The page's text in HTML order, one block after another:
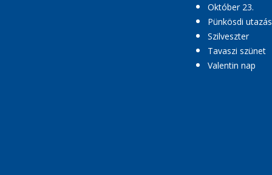
Október 23.
Pünkösdi utazás
Szilveszter
Tavaszi szünet
Valentin nap